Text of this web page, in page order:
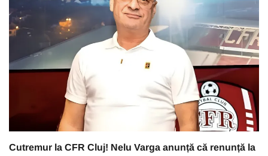
Cutremur la CFR Cluj! Nelu Varga anunță că renunță la